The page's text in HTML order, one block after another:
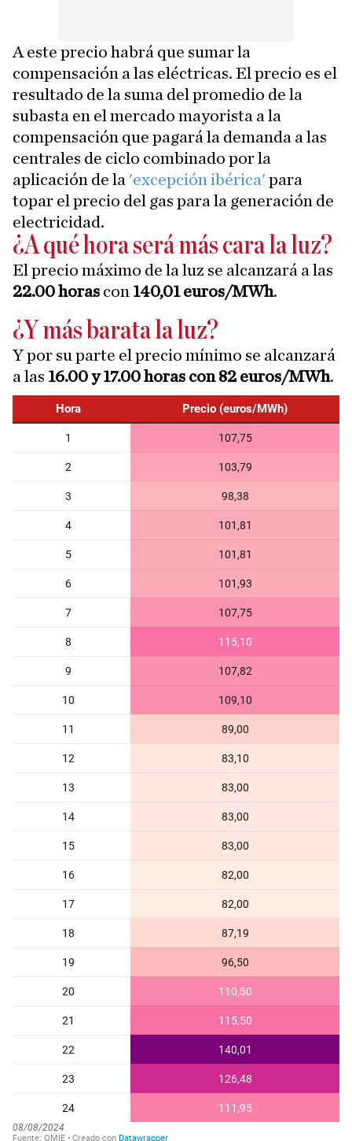
A este precio habrá que sumar la
compensación a las eléctricas. El precio es el
resultado de la suma del promedio de la
subasta en el mercado mayorista a la
compensación que pagará la demanda a las
centrales de ciclo combinado por la
aplicación de la 'excepción ibérica' para
topar el precio del gas para la generación de
electricidad.
¿A qué hora será más cara la luz?
El precio máximo de la luz se alcanzará a las
22.00 horas con 140,01 euros/MWh.
¿Y más barata la luz?
Y por su parte el precio mínimo se alcanzará
a las 16.00 y 17.00 horas con 82 euros/MWh.